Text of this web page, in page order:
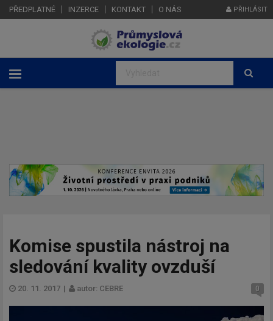
PŘEDPLATNÉ INZERCE KONTAKT O NÁS PŘIHLÁSIT
Komise spustila nástroj na
sledování kvality ovzduší
20. 11. 2017 | autor: CEBRE 0